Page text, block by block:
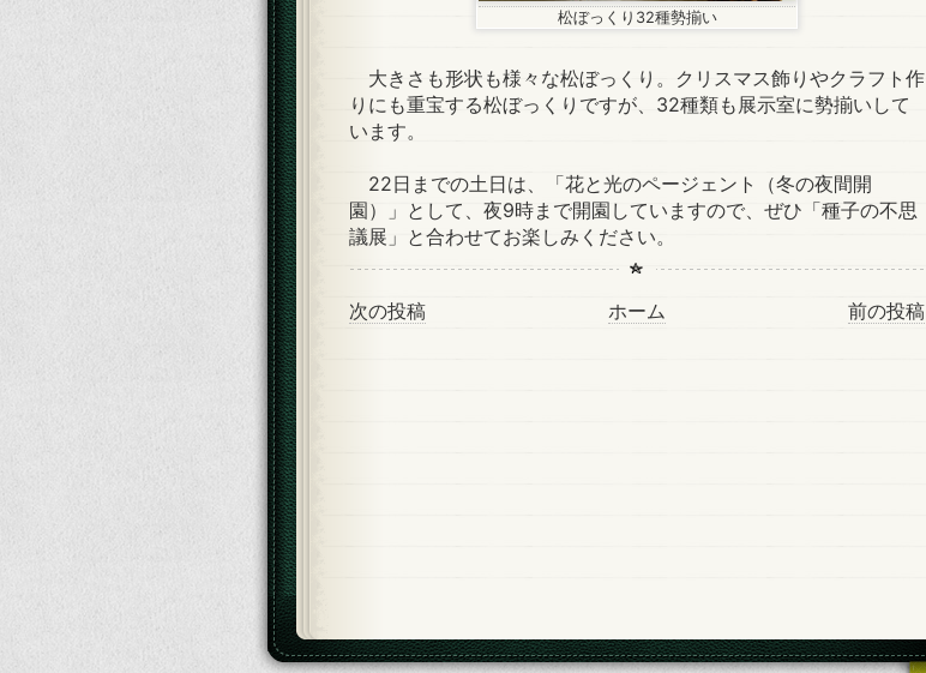
松ぼっくり32種勢揃い
大きさも形状も様々な松ぼっくり。クリスマス飾りやクラフト作
りにも重宝する松ぼっくりですが、32種類も展示室に勢揃いして
います。
22日までの土日は、「花と光のページェント（冬の夜間開
園）」として、夜9時まで開園していますので、ぜひ「種子の不思
議展」と合わせてお楽しみください。
次の投稿 前の投稿
ホーム